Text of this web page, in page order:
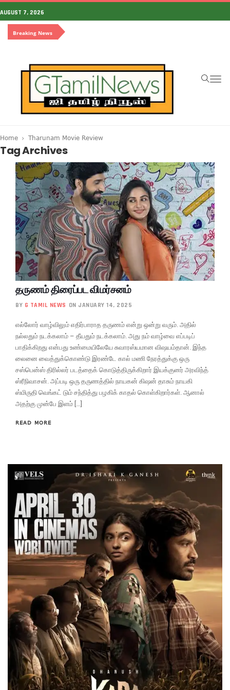
AUGUST 7, 2026
Breaking News
Home Tharunam Movie Review
Tag Archives
தருணம் திரைப்பட விமர்சனம்
BY G TAMIL NEWS ON JANUARY 14, 2025
எல்லோர் வாழ்விலும் எதிர்பாராத தருணம் என்று ஒன்று வரும். அதில்
நல்லதும் நடக்கலாம் – தீயதும் நடக்கலாம். அது நம் வாழ்வை எப்படிப்
பாதிக்கிறது என்பது உண்மையிலேயே சுவாரஸ்யமான விஷயம்தான். இந்த
லைனை வைத்துக்கொண்டு இரண்டே கால் மணி நேரத்துக்கு ஒரு
சஸ்பென்ஸ் திரில்லர் படத்தைக் கொடுத்திருக்கிறார் இயக்குனர் அரவிந்த்
ஸ்ரீநிவாசன். அப்படி ஒரு தருணத்தில் நாயகன் கிஷன் தாசும் நாயகி
ஸ்மிருதி வெங்கட் டும் சந்தித்து பழகிக் காதல் கொள்கிறார்கள். ஆனால்
அதற்கு முன்பே இளம் […]
READ MORE